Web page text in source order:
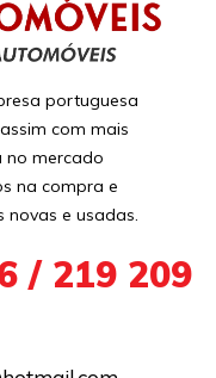
portuguesa
com mais
no mercado
na compra e
e usadas.
/ 219 209